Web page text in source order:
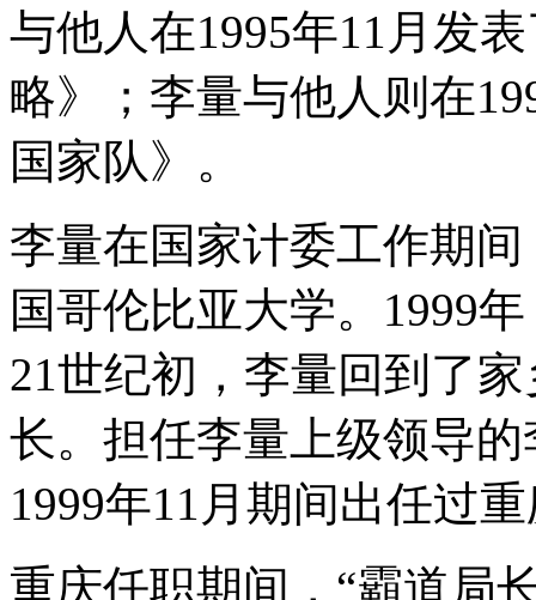
与他人在1995年11月发
略》；李量与他人则在
国家队》。
李量在国家计委工作期
国哥伦比亚大学。1999
21世纪初，李量回到了
长。担任李量上级领导
1999年11月期间出任过
重庆任职期间，“霸道局